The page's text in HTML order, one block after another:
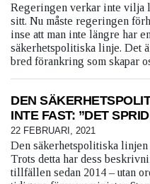
Regeringen verkar inte vilja
sitt. Nu måste regeringen
inse att man inte längre har
säkerhetspolitiska linje. Det
bred förankring som skapar
DEN
INTE FAST: ”DET
22 FEBRUARI, 2021
Den säkerhetspolitiska
Trots detta har dess
tillfällen sedan 2014 – utan